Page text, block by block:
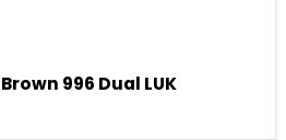
996 Dual LUK